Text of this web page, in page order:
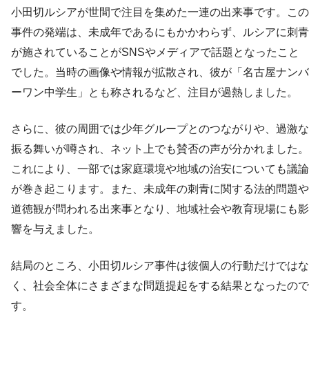
小田切ルシアが世間で注目を集めた一連の出来事です。この
事件の発端は、未成年であるにもかかわらず、ルシアに刺青
が施されていることがSNSやメディアで話題となったこと
でした。当時の画像や情報が拡散され、彼が「名古屋ナンバ
ーワン中学生」とも称されるなど、注目が過熱しました。
さらに、彼の周囲では少年グループとのつながりや、過激な
振る舞いが噂され、ネット上でも賛否の声が分かれました。
これにより、一部では家庭環境や地域の治安についても議論
が巻き起こります。また、未成年の刺青に関する法的問題や
道徳観が問われる出来事となり、地域社会や教育現場にも影
響を与えました。
結局のところ、小田切ルシア事件は彼個人の行動だけではな
く、社会全体にさまざまな問題提起をする結果となったので
す。